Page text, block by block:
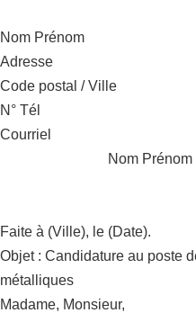
Nom Prénom
Adresse
Code postal / Ville
N° Tél
Courriel
Nom
Faite à (Ville), le (Date).
Objet : Candidature au poste
métalliques
Madame, Monsieur,